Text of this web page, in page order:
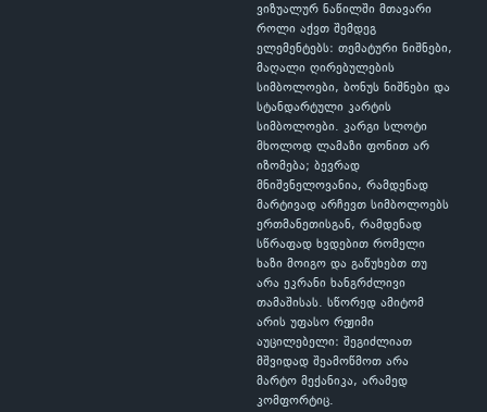
ვიზუალურ ნაწილში მთავარი
როლი აქვთ შემდეგ
ელემენტებს: თემატური ნიშნები,
მაღალი ღირებულების
სიმბოლოები, ბონუს ნიშნები და
სტანდარტული კარტის
სიმბოლოები. კარგი სლოტი
მხოლოდ ლამაზი ფონით არ
იზომება; ბევრად
მნიშვნელოვანია, რამდენად
მარტივად არჩევთ სიმბოლოებს
ერთმანეთისგან, რამდენად
სწრაფად ხვდებით რომელი
ხაზი მოიგო და გაწუხებთ თუ
არა ეკრანი ხანგრძლივი
თამაშისას. სწორედ ამიტომ
არის უფასო რეჟიმი
აუცილებელი: შეგიძლიათ
მშვიდად შეამოწმოთ არა
მარტო მექანიკა, არამედ
კომფორტიც.